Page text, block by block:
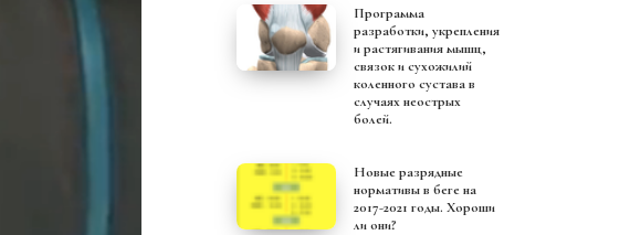
Программа
разработки, укрепления
и растягивания мышц,
связок и сухожилий
коленного сустава в
случаях неострых
болей.
Новые разрядные
нормативы в беге на
2017-2021 годы. Хороши
ли они?